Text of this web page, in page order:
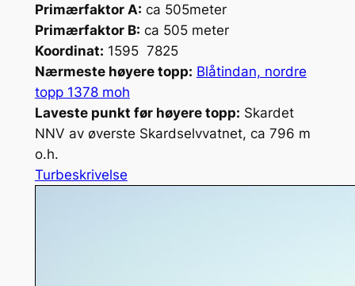
Primærfaktor A: ca 505meter
Primærfaktor B: ca 505 meter
Koordinat: 1595 7825
Nærmeste høyere topp: Blåtindan, nordre
topp 1378 moh
Laveste punkt før høyere topp: Skardet
NNV av øverste Skardselvvatnet, ca 796 m
o.h.
Turbeskrivelse